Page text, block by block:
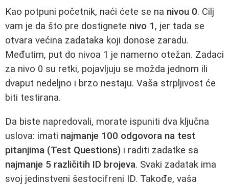
Kao potpuni početnik, naći ćete se na nivou 0. Cilj
vam je da što pre dostignete nivo 1, jer tada se
otvara većina zadataka koji donose zaradu.
Međutim, put do nivoa 1 je namerno otežan. Zadaci
za nivo 0 su retki, pojavljuju se možda jednom ili
dvaput nedeljno i brzo nestaju. Vaša strpljivost će
biti testirana.
Da biste napredovali, morate ispuniti dva ključna
uslova: imati najmanje 100 odgovora na test
pitanjima (Test Questions) i raditi zadatke sa
najmanje 5 različitih ID brojeva. Svaki zadatak ima
svoj jedinstveni šestocifreni ID. Takođe, vaša